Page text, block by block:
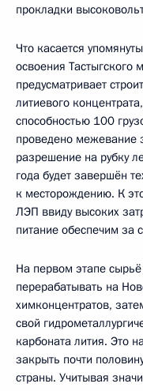
прокладки
Что касается
освоения Тастыгского
предусматривает
литиевого
способностью 100
проведено межевание
разрешение на рубку
года будет завершён
к месторождению. К
ЛЭП ввиду высоких
питание обеспечим за
На первом этапе
перерабатывать на
химконцентратов,
свой
карбоната лития. Это
закрыть почти
страны. Учитывая